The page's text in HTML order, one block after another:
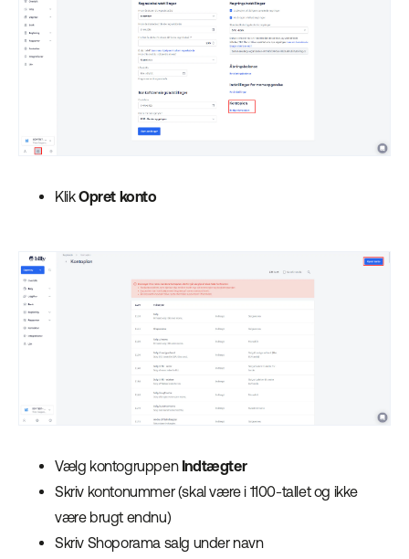
KlikOpret konto
Vælg kontogruppen Indtægter
Skriv kontonummer (skal være i 1100-tallet og ikke
være brugt endnu)
Skriv Shoporama salg under navn